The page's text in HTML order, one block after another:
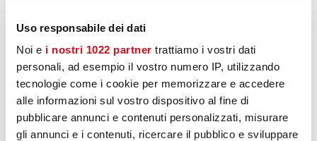
Uso responsabile dei dati
Noi e i nostri 1022 partner trattiamo i vostri dati
personali, ad esempio il vostro numero IP, utilizzando
tecnologie come i cookie per memorizzare e accedere
alle informazioni sul vostro dispositivo al fine di
pubblicare annunci e contenuti personalizzati, misurare
gli annunci e i contenuti, ricercare il pubblico e sviluppare
STEEL TOWER – L’EFFICIENZA DEL VERTICALE
PER BARRE E LASTRE